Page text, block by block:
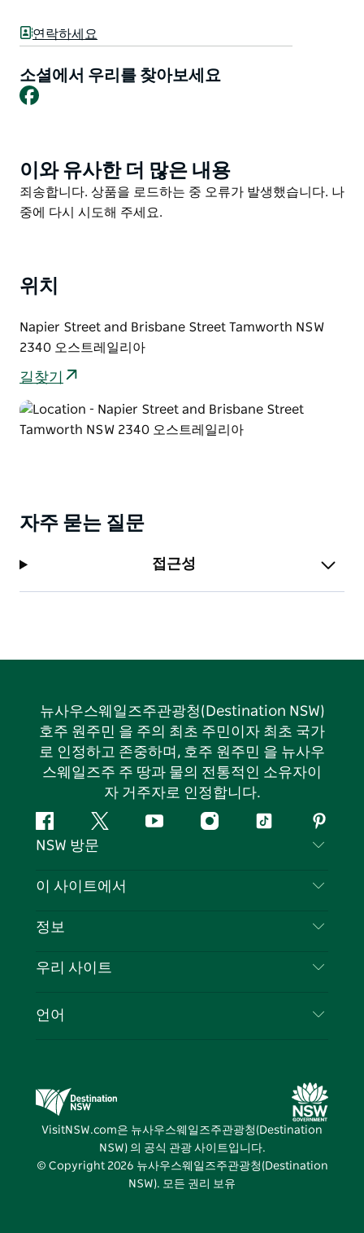
공간 합리적인 가격의 식사 옵션 그리고 친절한 바를 갖추
고 있습니다. 정기적인 친목 볼링 모임 이벤트 및 행사를
식을 취하고 즐거운 시간을 보내기에 이상적인 장소입니
다.
연락하세요
소셜에서 우리를 찾아보세요
Facebook
Product
List
이와 유사한 더 많은 내용
Product
List
죄송합니다. 상품을 로드하는 중 오류가 발생했습니다. 나
중에 다시 시도해 주세요.
위치
Napier Street and Brisbane Street Tamworth NSW
2340 오스트레일리아
길찾기
자주 묻는 질문
접근성
뉴사우스웨일즈주관광청(Destination NSW)
호주 원주민 을 주의 최초 주민이자 최초 국가
로 인정하고 존중하며, 호주 원주민 을 뉴사우
스웨일즈주 주 땅과 물의 전통적인 소유자이
자 거주자로 인정합니다.
페
이
북
지
다
유
인
틱
핀
터
스
NSW 방문
문의하기
쿠키 고지
이 사이트에서
목적지
이벤트
정보
여행 정보
뉴사우스웨일즈주 의 사업
우리 사이트
뉴사우스웨일즈주관광청(Destination NSW) 미디
어 센터
비비드 시드니(Vivid Sydney)
언어
VisitNSW.com은 뉴사우스웨일즈주관광청(Destination
NSW) 의 공식 관광 사이트입니다.
© Copyright 2026 뉴사우스웨일즈주관광청(Destination
NSW). 모든 권리 보유